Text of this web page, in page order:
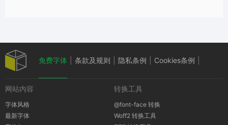
免费字体 条款及规则 隐私条例 Cookies条例
网站内容
字体风格
最新字体
转换工具
@font-face 转换
Woff2 转换工具